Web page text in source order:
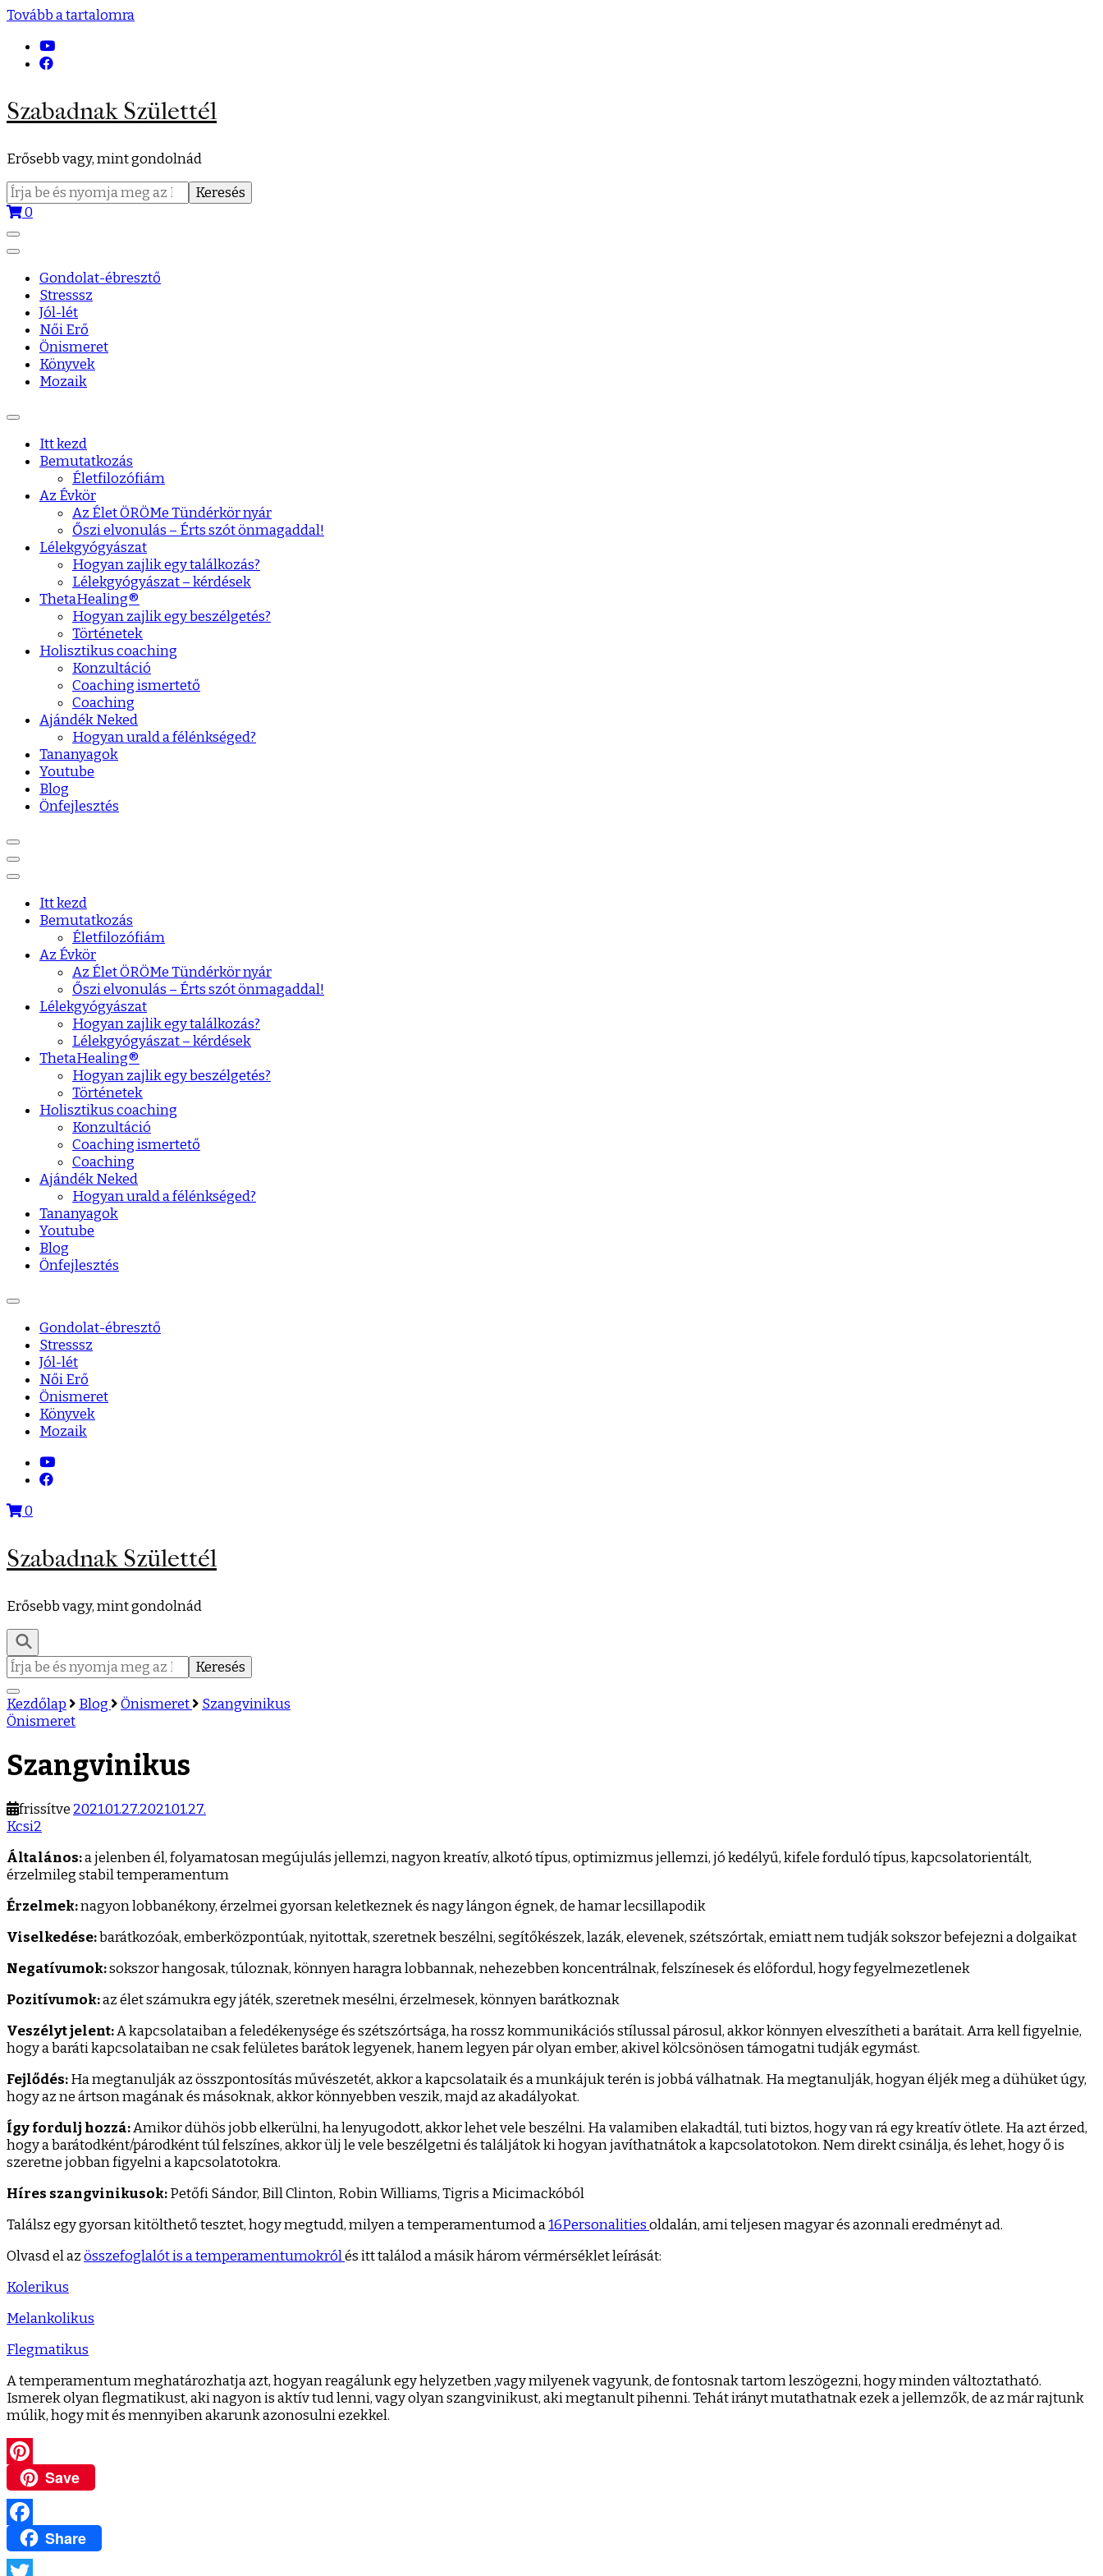
Tovább a tartalomra
Szabadnak Születtél
Erősebb vagy, mint gondolnád
Keresés:
0
Gondolat-ébresztő
Stresssz
Jól-lét
Női Erő
Önismeret
Könyvek
Mozaik
Itt kezd
Bemutatkozás
Életfilozófiám
Az Évkör
Az Élet ÖRÖMe Tündérkör nyár
Őszi elvonulás – Érts szót önmagaddal!
Lélekgyógyászat
Hogyan zajlik egy találkozás?
Lélekgyógyászat – kérdések
ThetaHealing®
Hogyan zajlik egy beszélgetés?
Történetek
Holisztikus coaching
Konzultáció
Coaching ismertető
Coaching
Ajándék Neked
Hogyan urald a félénkséged?
Tananyagok
Youtube
Blog
Önfejlesztés
Itt kezd
Bemutatkozás
Életfilozófiám
Az Évkör
Az Élet ÖRÖMe Tündérkör nyár
Őszi elvonulás – Érts szót önmagaddal!
Lélekgyógyászat
Hogyan zajlik egy találkozás?
Lélekgyógyászat – kérdések
ThetaHealing®
Hogyan zajlik egy beszélgetés?
Történetek
Holisztikus coaching
Konzultáció
Coaching ismertető
Coaching
Ajándék Neked
Hogyan urald a félénkséged?
Tananyagok
Youtube
Blog
Önfejlesztés
Gondolat-ébresztő
Stresssz
Jól-lét
Női Erő
Önismeret
Könyvek
Mozaik
0
Szabadnak Születtél
Erősebb vagy, mint gondolnád
Keresés:
Kezdőlap Blog Önismeret
Szangvinikus
Önismeret
Szangvinikus
frissítve 2021.01.27.2021.01.27.
Kcsi2
Általános:a jelenben él, folyamatosan megújulás jellemzi, nagyon kreatív, alkotó típus, optimizmus jellemzi, jó kedélyű, kifele forduló típus, kapcsolatorientált,
érzelmileg stabil temperamentum
Érzelmek:nagyon lobbanékony, érzelmei gyorsan keletkeznek és nagy lángon égnek, de hamar lecsillapodik
Viselkedése:barátkozóak, emberközpontúak, nyitottak, szeretnek beszélni, segítőkészek, lazák, elevenek, szétszórtak, emiatt nem tudják sokszor befejezni a dolgaikat
Negatívumok:sokszor hangosak, túloznak, könnyen haragra lobbannak, nehezebben koncentrálnak, felszínesek és előfordul, hogy fegyelmezetlenek
Pozitívumok:az élet számukra egy játék, szeretnek mesélni, érzelmesek, könnyen barátkoznak
Veszélyt jelent:A kapcsolataiban a feledékenysége és szétszórtsága, ha rossz kommunikációs stílussal párosul, akkor könnyen elveszítheti a barátait. Arra kell figyelnie,
hogy a baráti kapcsolataiban ne csak felületes barátok legyenek, hanem legyen pár olyan ember, akivel kölcsönösen támogatni tudják egymást.
Fejlődés:Ha megtanulják az összpontosítás művészetét, akkor a kapcsolataik és a munkájuk terén is jobbá válhatnak. Ha megtanulják, hogyan éljék meg a dühüket úgy,
hogy az ne ártson magának és másoknak, akkor könnyebben veszik, majd az akadályokat.
Így fordulj hozzá:Amikor dühös jobb elkerülni, ha lenyugodott, akkor lehet vele beszélni. Ha valamiben elakadtál, tuti biztos, hogy van rá egy kreatív ötlete. Ha azt érzed,
hogy a barátodként/párodként túl felszínes, akkor ülj le vele beszélgetni és találjátok ki hogyan javíthatnátok a kapcsolatotokon. Nem direkt csinálja, és lehet, hogy ő is
szeretne jobban figyelni a kapcsolatotokra.
Híres szangvinikusok:Petőfi Sándor, Bill Clinton, Robin Williams, Tigris a Micimackóból
Találsz egy gyorsan kitölthető tesztet, hogy megtudd, milyen a temperamentumod a16Personalitiesoldalán, ami teljesen magyar és azonnali eredményt ad.
Olvasd el azösszefoglalót is a temperamentumokrólés itt találod a másik három vérmérséklet leírását:
Kolerikus
Melankolikus
Flegmatikus
A temperamentum meghatározhatja azt, hogyan reagálunk egy helyzetben ,vagy milyenek vagyunk, de fontosnak tartom leszögezni, hogy minden változtatható.
Ismerek olyan flegmatikust, aki nagyon is aktív tud lenni, vagy olyan szangvinikust, aki megtanult pihenni. Tehát irányt mutathatnak ezek a jellemzők, de az már rajtunk
múlik, hogy mit és mennyiben akarunk azonosulni ezekkel.
Pinterest
Save
Facebook
Share